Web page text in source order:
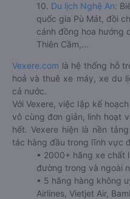
10. Du lịch Nghệ An:
quốc gia Pù Mát, đồi
cánh đồng hoa hướng
Thiên Cầm,...
Vexere.com là hệ thống hỗ
hoả và thuê xe máy, xe du
cả nước.
Với Vexere, việc lập kế
vô cùng đơn giản, linh hoạt
hết. Vexere hiện là nền
tác hàng đầu trong lĩnh vực
• 2000+ hãng xe chất
đường trong và ngoài
• 5 hãng hàng không
Airlines, Vietjet Air,